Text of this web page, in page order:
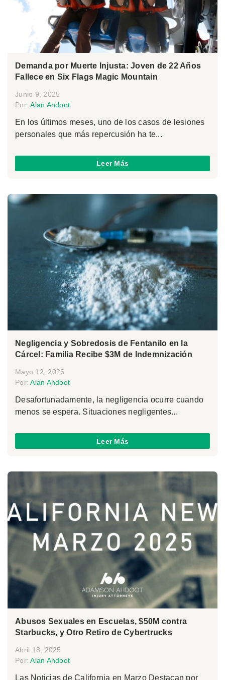
Demanda por Muerte Injusta: Joven de 22 Años
Fallece en Six Flags Magic Mountain
Junio 9, 2025
Por:Alan Ahdoot
En los últimos meses, uno de los casos de lesiones
personales que más repercusión ha te...
Leer Más
Negligencia y Sobredosis de Fentanilo en la
Cárcel: Familia Recibe $3M de Indemnización
Mayo 12, 2025
Por:Alan Ahdoot
Desafortunadamente, la negligencia ocurre cuando
menos se espera. Situaciones negligentes...
Leer Más
Abusos Sexuales en Escuelas, $50M contra
Starbucks, y Otro Retiro de Cybertrucks
Abril 18, 2025
Por:Alan Ahdoot
Las Noticias de California en Marzo Destacan por